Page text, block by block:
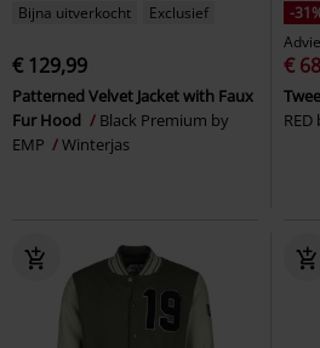
Bijna uitverkocht Exclusief
€ 129,99
Patterned Velvet Jacket with Faux
Fur Hood
Black Premium by
EMP
Winterjas
-
€
RED